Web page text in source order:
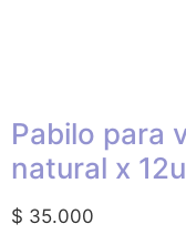
Pabilo para
natural x
$ 35.000